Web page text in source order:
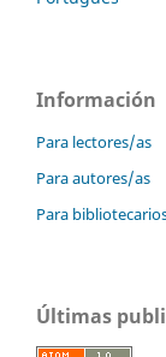
Información
Para lectores/as
Para autores/as
Para
Últimas